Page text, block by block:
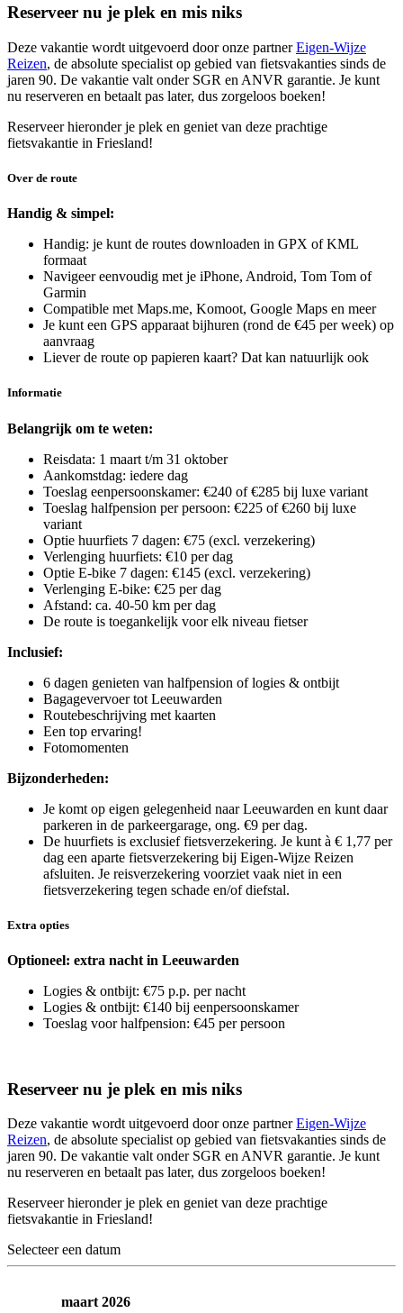
Reserveer nu je plek en mis niks
Deze vakantie wordt uitgevoerd door onze partnerEigen-Wijze
Reizen, de absolute specialist op gebied van fietsvakanties sinds de
jaren 90. De vakantie valt onder SGR en ANVR garantie. Je kunt
nu reserveren en betaalt pas later, dus zorgeloos boeken!
Reserveer hieronder je plek en geniet van deze prachtige
fietsvakantie in Friesland!
Over de route
Handig & simpel:
Handig: je kunt de routes downloaden in GPX of KML
formaat
Navigeer eenvoudig met je iPhone, Android, Tom Tom of
Garmin
Compatible met Maps.me, Komoot, Google Maps en meer
Je kunt een GPS apparaat bijhuren (rond de €45 per week) op
aanvraag
Liever de route op papieren kaart? Dat kan natuurlijk ook
Informatie
Belangrijk om te weten:
Reisdata: 1 maart t/m 31 oktober
Aankomstdag: iedere dag
Toeslag eenpersoonskamer: €240 of €285 bij luxe variant
Toeslag halfpension per persoon: €225 of €260 bij luxe
variant
Optie huurfiets 7 dagen: €75 (excl. verzekering)
Verlenging huurfiets: €10 per dag
Optie E-bike 7 dagen: €145 (excl. verzekering)
Verlenging E-bike: €25 per dag
Afstand: ca. 40-50 km per dag
De route is toegankelijk voor elk niveau fietser
Inclusief:
6 dagen genieten van halfpension of logies & ontbijt
Bagagevervoer tot Leeuwarden
Routebeschrijving met kaarten
Een top ervaring!
Fotomomenten
Bijzonderheden:
Je komt op eigen gelegenheid naar Leeuwarden en kunt daar
parkeren in de parkeergarage, ong. €9 per dag.
De huurfiets is exclusief fietsverzekering. Je kunt à € 1,77 per
dag een aparte fietsverzekering bij Eigen-Wijze Reizen
afsluiten. Je reisverzekering voorziet vaak niet in een
fietsverzekering tegen schade en/of diefstal.
Extra opties
Optioneel: extra nacht in Leeuwarden
Logies & ontbijt: €75 p.p. per nacht
Logies & ontbijt: €140 bij eenpersoonskamer
Toeslag voor halfpension: €45 per persoon
Reserveer nu je plek en mis niks
Deze vakantie wordt uitgevoerd door onze partnerEigen-Wijze
Reizen, de absolute specialist op gebied van fietsvakanties sinds de
jaren 90. De vakantie valt onder SGR en ANVR garantie. Je kunt
nu reserveren en betaalt pas later, dus zorgeloos boeken!
Reserveer hieronder je plek en geniet van deze prachtige
fietsvakantie in Friesland!
Selecteer een datum
maart 2026